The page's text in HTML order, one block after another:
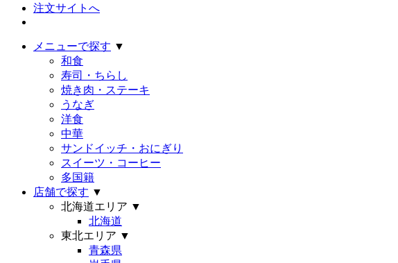
注文サイトへ
メニューで探す ▼
和食
寿司・ちらし
焼き肉・ステーキ
うなぎ
洋食
中華
サンドイッチ・おにぎり
スイーツ・コーヒー
多国籍
店舗で探す ▼
北海道エリア ▼
北海道
東北エリア ▼
青森県